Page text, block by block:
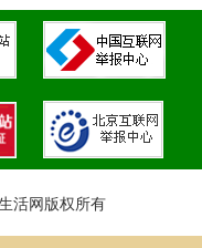
活网版权所有